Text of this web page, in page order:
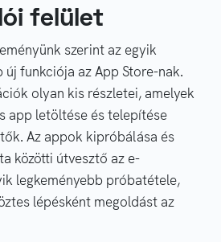
felület
szerint az egyik
új funkciója az App Store-nak.
olyan kis részletei, amelyek
app letöltése és telepítése
Az appok kipróbálása és
közötti útvesztő az e-
legkeményebb próbatétele,
lépésként megoldást az